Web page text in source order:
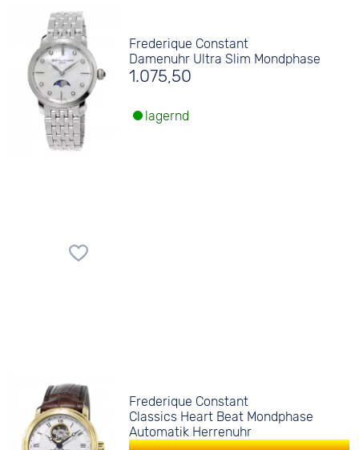
Frederique Constant
Damenuhr Ultra Slim Mondphase
1.075,50
lagernd
Frederique Constant
Classics Heart Beat Mondphase
Automatik Herrenuhr